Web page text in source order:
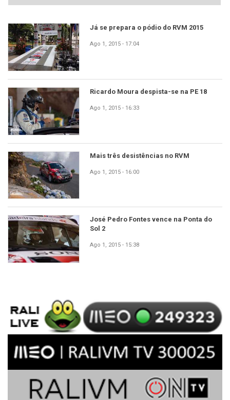
Já se prepara o pódio do RVM 2015
Ago 1, 2015 - 17:04
Ricardo Moura despista-se na PE 18
Ago 1, 2015 - 16:33
Mais três desistências no RVM
Ago 1, 2015 - 16:00
José Pedro Fontes vence na Ponta do
Sol 2
Ago 1, 2015 - 15:38